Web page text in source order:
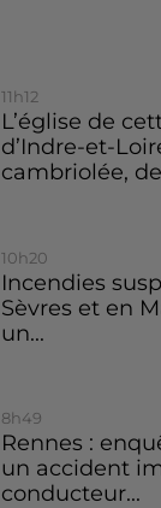
11h12
L’église de
d’Indre-et-
cambriolée,
10h20
Incendies
Sèvres et en
un...
8h49
Rennes :
un accident
conducteur...